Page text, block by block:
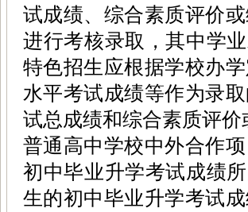
试成绩、综合素质评价
进行考核录取，其中学
特色招生应根据学校办
水平考试成绩等作为录
试总成绩和综合素质评
普通高中学校中外合作
初中毕业升学考试成绩
生的初中毕业升学考试